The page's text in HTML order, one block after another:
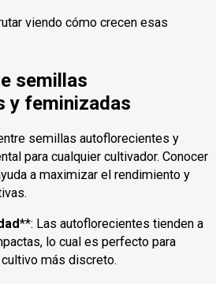
viendo cómo crecen esas
semillas
y feminizadas
semillas autoflorecientes y
para cualquier cultivador. Conocer
a maximizar el rendimiento y
**: Las autoflorecientes tienden a
lo cual es perfecto para
más discreto.